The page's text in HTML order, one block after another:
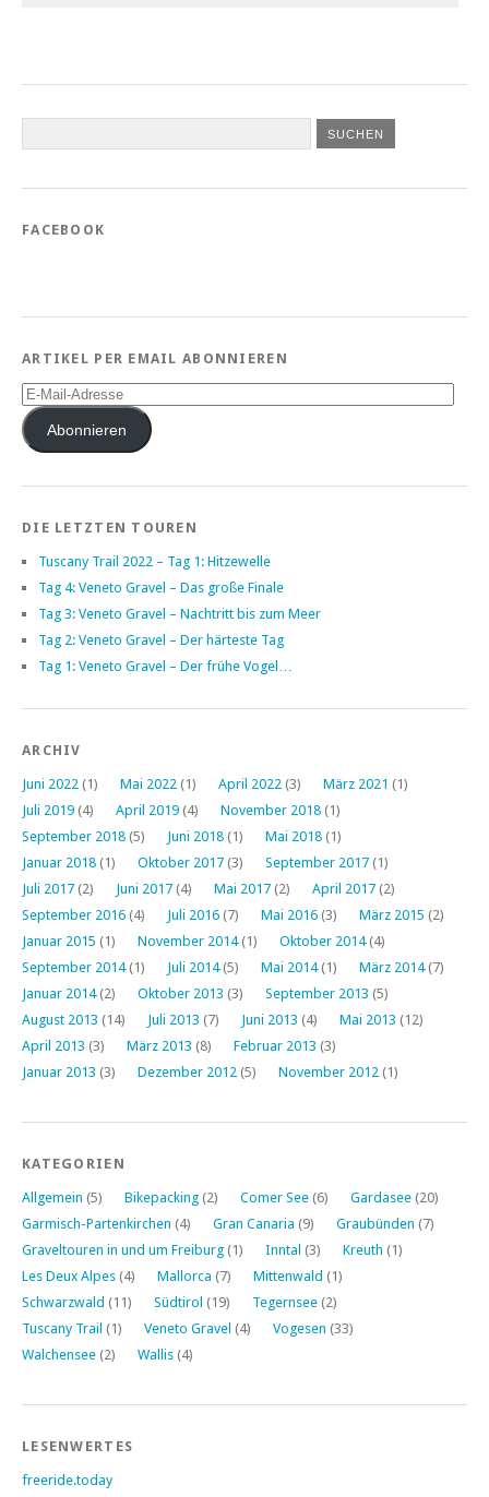
FACEBOOK
ARTIKEL PER EMAIL ABONNIEREN
E-
Mail-
AdresseAbonnieren
DIE LETZTEN TOUREN
Tuscany Trail 2022 – Tag 1: Hitzewelle
Tag 4: Veneto Gravel – Das große Finale
Tag 3: Veneto Gravel – Nachtritt bis zum Meer
Tag 2: Veneto Gravel – Der härteste Tag
Tag 1: Veneto Gravel – Der frühe Vogel…
ARCHIV
Juni 2022 (1) Mai 2022 (1) April 2022 (3) März 2021 (1)
Juli 2019 (4) April 2019 (4) November 2018 (1)
September 2018 (5) Juni 2018 (1) Mai 2018 (1)
Januar 2018 (1) Oktober 2017 (3) September 2017 (1)
Juli 2017 (2) Juni 2017 (4) Mai 2017 (2) April 2017 (2)
September 2016 (4) Juli 2016 (7) Mai 2016 (3) März 2015 (2)
Januar 2015 (1) November 2014(1) Oktober 2014(4)
September 2014(1) Juli 2014(5) Mai 2014(1) März 2014(7)
Januar 2014(2) Oktober 2013 (3) September 2013 (5)
August 2013 (14) Juli 2013 (7) Juni 2013 (4) Mai 2013 (12)
April 2013 (3) März 2013 (8) Februar 2013 (3)
Januar 2013 (3) Dezember 2012 (5) November 2012 (1)
KATEGORIEN
Allgemein (5) Bikepacking (2) Comer See (6) Gardasee (20)
Garmisch-Partenkirchen (4) Gran Canaria (9) Graubünden (7)
Graveltouren in und um Freiburg (1) Inntal (3) Kreuth (1)
Les Deux Alpes (4) Mallorca (7) Mittenwald (1)
Schwarzwald (11) Südtirol (19) Tegernsee (2)
Tuscany Trail (1) Veneto Gravel (4) Vogesen (33)
Walchensee (2) Wallis (4)
LESENWERTES
freeride.today